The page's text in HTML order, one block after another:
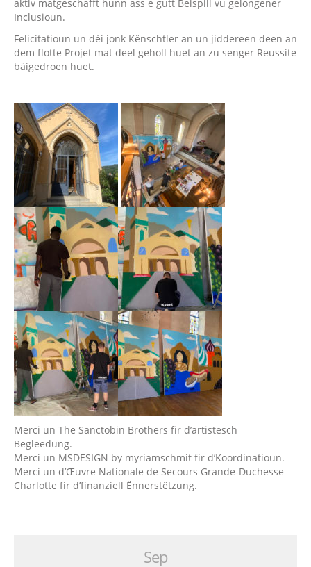
aktiv matgeschafft hunn ass e gutt Beispill vu gelongener
Inclusioun.
Felicitatioun un déi jonk Kënschtler an un jiddereen deen an
dem flotte Projet mat deel geholl huet an zu senger Reussite
bäigedroen huet.
Merci un The Sanctobin Brothers fir d’artistesch
Begleedung.
Merci un MSDESIGN by myriamschmit fir d’Koordinatioun.
Merci un d’Œuvre Nationale de Secours Grande-Duchesse
Charlotte fir d’finanziell Ënnerstëtzung.
Sep